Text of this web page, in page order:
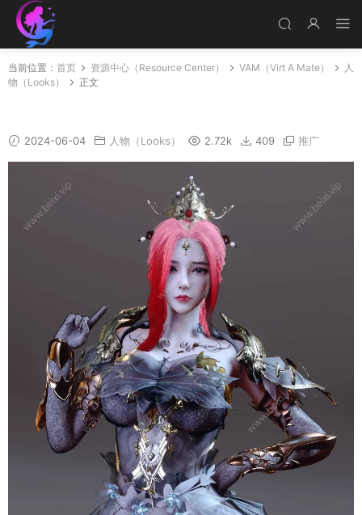
当前位置： 首页 资源中心（Resource Center） VAM（Virt A Mate）
人
物（Looks）
正文
2024-06-04 人物（Looks） 2.72k 409 推广